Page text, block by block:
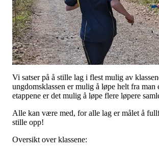
Vi satser på å stille lag i flest mulig av
ungdomsklassen er mulig å løpe helt fra man
etappene er det mulig å løpe flere løpere
Alle kan være med, for alle lag er målet å
stille opp!
Oversikt over klassene: